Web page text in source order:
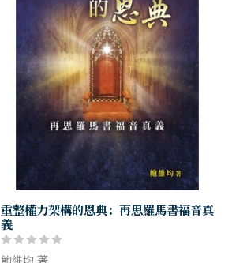
重整權力架構的恩典：再思羅馬書福音真
義